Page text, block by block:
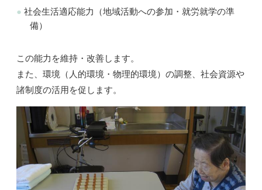
社会生活適応能力（地域活動への参加・就労就学の準
備）
この能力を維持・改善します。
また、環境（人的環境・物理的環境）の調整、社会資源や
諸制度の活用を促します。